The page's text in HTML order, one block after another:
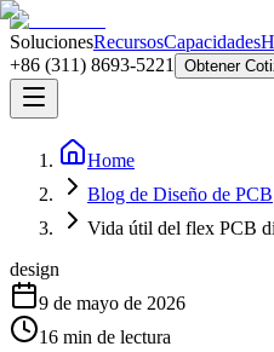
SolucionesRecursosCapacidades
+86 (311) 8693-5221
Obtener
Home
Blog de Diseño de PCB
Vida útil del flex PCB
design
9 de mayo de 2026
16 min de lectura